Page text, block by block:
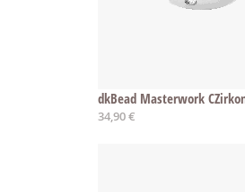
dkBead Masterwork
34,90 €